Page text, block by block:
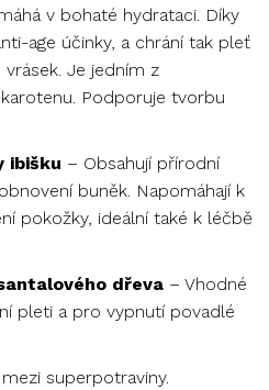
v bohaté hydrataci. Díky
age účinky, a chrání tak pleť
Je jedním z
Podporuje tvorbu
ibišku – Obsahují přírodní
buněk. Napomáhají k
pokožky, ideální také k léčbě
dřeva – Vhodné
pleti a pro vypnutí povadlé
superpotraviny.